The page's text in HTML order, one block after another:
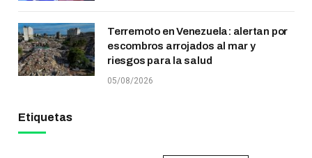
Terremoto en Venezuela: alertan por
escombros arrojados al mar y
riesgos para la salud
05/08/2026
Etiquetas